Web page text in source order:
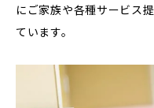
にご家族や各種サービス
ています。